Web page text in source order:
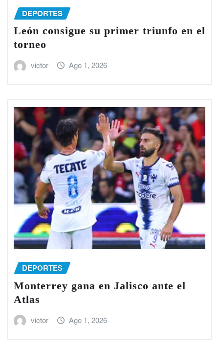
DEPORTES
León consigue su primer triunfo en el
torneo
victor Ago 1, 2026
DEPORTES
Monterrey gana en Jalisco ante el
Atlas
victor Ago 1, 2026